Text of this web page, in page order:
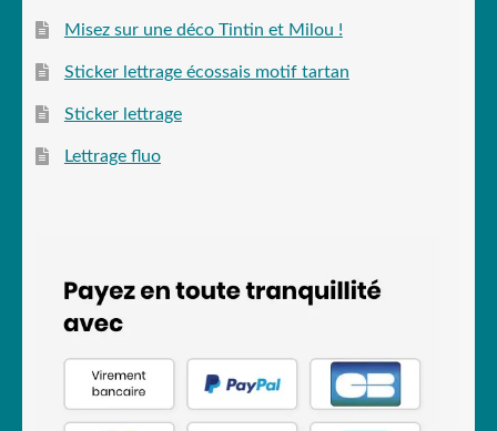
Misez sur une déco Tintin et Milou !
Sticker lettrage écossais motif tartan
Sticker lettrage
Lettrage fluo